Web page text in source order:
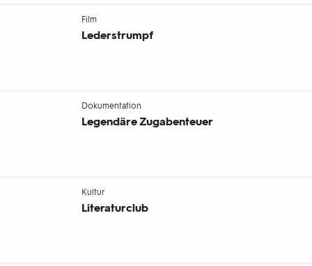
Film-
Lederstrumpf
Dokumentation
Legendäre Zugabenteuer
Kultur
Literaturclub